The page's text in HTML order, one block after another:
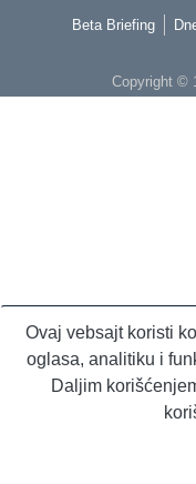
Beta Briefing
Copyright ©
Ovaj vebsajt koristi
oglasa, analitiku i
Daljim